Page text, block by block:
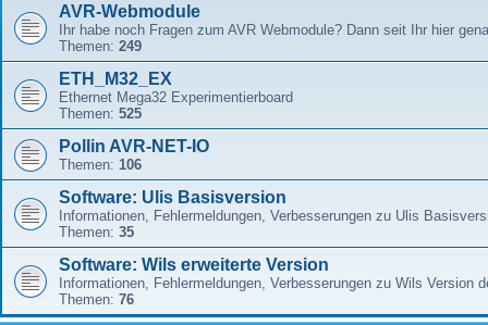
AVR-Webmodule
Ihr habe noch Fragen zum AVR Webmodule? Dann seit Ihr hier
Themen: 249
ETH_M32_EX
Ethernet Mega32 Experimentierboard
Themen: 525
Pollin AVR-NET-IO
Themen: 106
Software: Ulis Basisversion
Informationen, Fehlermeldungen, Verbesserungen zu Ulis
Themen: 35
Software: Wils erweiterte Version
Informationen, Fehlermeldungen, Verbesserungen zu Wils Version
Themen: 76